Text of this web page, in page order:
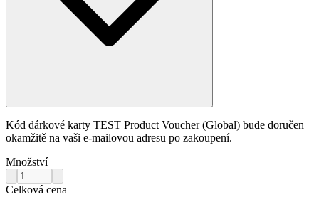
Kód dárkové karty TEST Product Voucher (Global) bude doručen
okamžitě na vaši e-mailovou adresu po zakoupení.
Množství
Celková cena